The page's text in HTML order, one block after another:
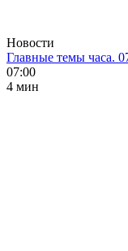
Новости
Главные темы часа.
07:00
4 мин